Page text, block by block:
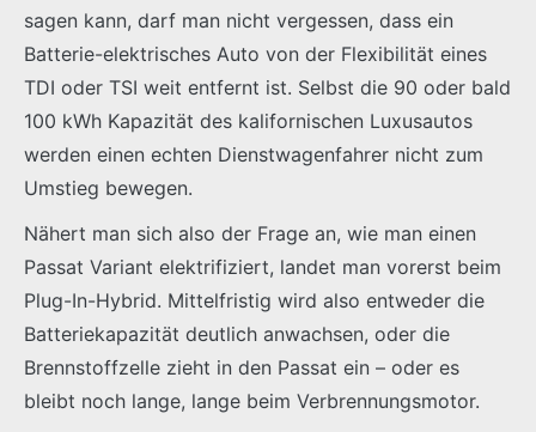
sagen kann, darf man nicht vergessen, dass ein
Batterie-elektrisches Auto von der Flexibilität eines
TDI oder TSI weit entfernt ist. Selbst die 90 oder bald
100 kWh Kapazität des kalifornischen Luxusautos
werden einen echten Dienstwagenfahrer nicht zum
Umstieg bewegen.
Nähert man sich also der Frage an, wie man einen
Passat Variant elektrifiziert, landet man vorerst beim
Plug-In-Hybrid. Mittelfristig wird also entweder die
Batteriekapazität deutlich anwachsen, oder die
Brennstoffzelle zieht in den Passat ein – oder es
bleibt noch lange, lange beim Verbrennungsmotor.